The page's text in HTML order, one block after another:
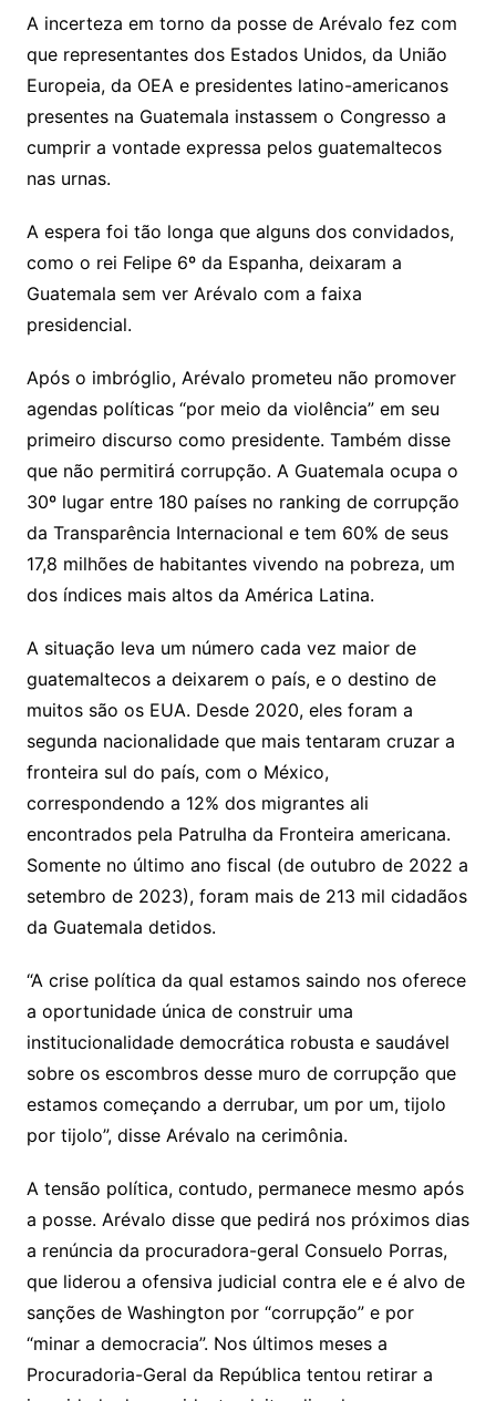
A incerteza em torno da posse de Arévalo fez com
que representantes dos Estados Unidos, da União
Europeia, da OEA e presidentes latino-americanos
presentes na Guatemala instassem o Congresso a
cumprir a vontade expressa pelos guatemaltecos
nas urnas.
A espera foi tão longa que alguns dos convidados,
como o rei Felipe 6º da Espanha, deixaram a
Guatemala sem ver Arévalo com a faixa
presidencial.
Após o imbróglio, Arévalo prometeu não promover
agendas políticas “por meio da violência” em seu
primeiro discurso como presidente. Também disse
que não permitirá corrupção. A Guatemala ocupa o
30º lugar entre 180 países no ranking de corrupção
da Transparência Internacional e tem 60% de seus
17,8 milhões de habitantes vivendo na pobreza, um
dos índices mais altos da América Latina.
A situação leva um número cada vez maior de
guatemaltecos a deixarem o país, e o destino de
muitos são os EUA. Desde 2020, eles foram a
segunda nacionalidade que mais tentaram cruzar a
fronteira sul do país, com o México,
correspondendo a 12% dos migrantes ali
encontrados pela Patrulha da Fronteira americana.
Somente no último ano fiscal (de outubro de 2022 a
setembro de 2023), foram mais de 213 mil cidadãos
da Guatemala detidos.
“A crise política da qual estamos saindo nos oferece
a oportunidade única de construir uma
institucionalidade democrática robusta e saudável
sobre os escombros desse muro de corrupção que
estamos começando a derrubar, um por um, tijolo
por tijolo”, disse Arévalo na cerimônia.
A tensão política, contudo, permanece mesmo após
a posse. Arévalo disse que pedirá nos próximos dias
a renúncia da procuradora-geral Consuelo Porras,
que liderou a ofensiva judicial contra ele e é alvo de
sanções de Washington por “corrupção” e por
“minar a democracia”. Nos últimos meses a
Procuradoria-Geral da República tentou retirar a